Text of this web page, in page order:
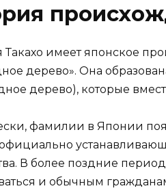
имеет японское
дерево». Она
дерево), которые
фамилии в Японии
официально
В более поздние
и обычным